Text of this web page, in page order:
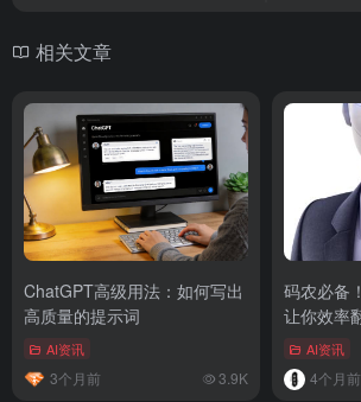
相关文章
ChatGPT高级用法：如何写出
高质量的提示词
AI资讯
3个月前 3.9K
码农必备
让你效率
AI资讯
4个月前